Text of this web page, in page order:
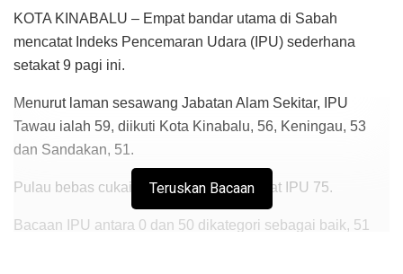
KOTA KINABALU – Empat bandar utama di Sabah
mencatat Indeks Pencemaran Udara (IPU) sederhana
setakat 9 pagi ini.
Menurut laman sesawang Jabatan Alam Sekitar, IPU
Tawau ialah 59, diikuti Kota Kinabalu, 56, Keningau, 53
dan Sandakan, 51.
Pulau bebas cukai, Labuan pula mencatat IPU 75.
Bacaan IPU antara 0 dan 50 dikategori sebagai baik, 51
Teruskan Bacaan